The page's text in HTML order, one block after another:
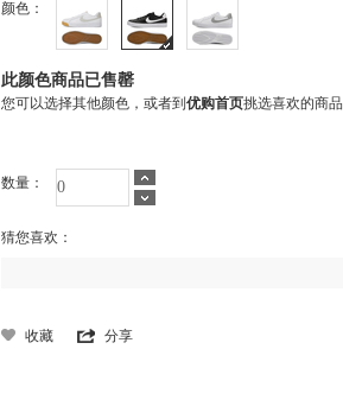
颜色：
此颜色商品已售罄
您可以选择其他颜色，或者到 优购首页挑选喜欢的商品
数量：
猜您喜欢：
收藏 分享